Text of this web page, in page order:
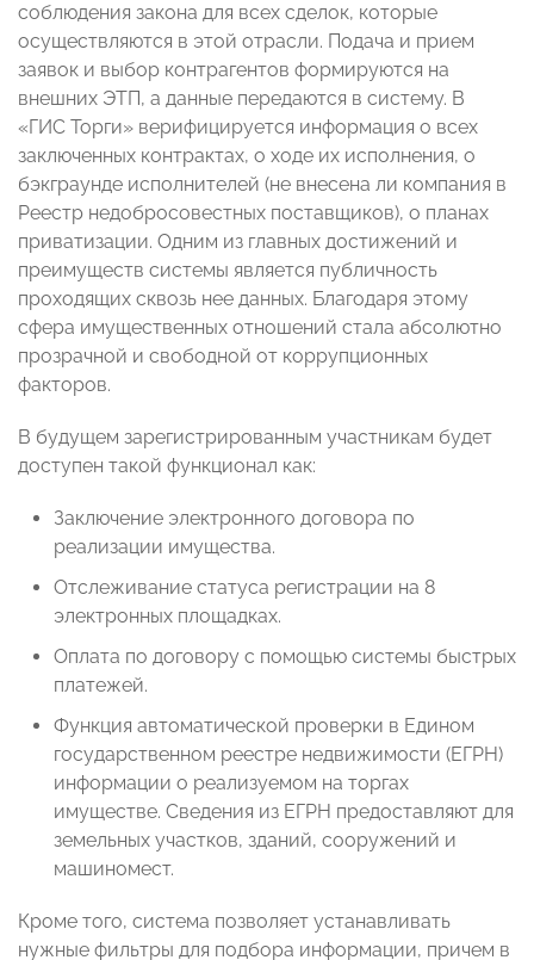
соблюдения закона для всех сделок, которые
осуществляются в этой отрасли. Подача и прием
заявок и выбор контрагентов формируются на
внешних ЭТП, а данные передаются в систему. В
«ГИС Торги» верифицируется информация о всех
заключенных контрактах, о ходе их исполнения, о
бэкграунде исполнителей (не внесена ли компания в
Реестр недобросовестных поставщиков), о планах
приватизации. Одним из главных достижений и
преимуществ системы является публичность
проходящих сквозь нее данных. Благодаря этому
сфера имущественных отношений стала абсолютно
прозрачной и свободной от коррупционных
факторов.
В будущем зарегистрированным участникам будет
доступен такой функционал как:
Заключение электронного договора по
реализации имущества.
Отслеживание статуса регистрации на 8
электронных площадках.
Оплата по договору с помощью системы быстрых
платежей.
Функция автоматической проверки в Едином
государственном реестре недвижимости (ЕГРН)
информации о реализуемом на торгах
имуществе. Сведения из ЕГРН предоставляют для
земельных участков, зданий, сооружений и
машиномест.
Кроме того, система позволяет устанавливать
нужные фильтры для подбора информации, причем в